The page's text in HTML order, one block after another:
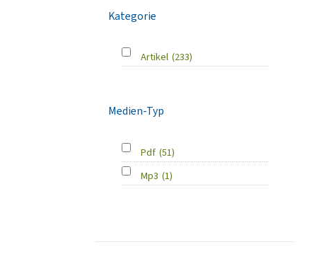
Kategorie
Artikel (233)
Medien-Typ
Pdf (51)
Mp3 (1)